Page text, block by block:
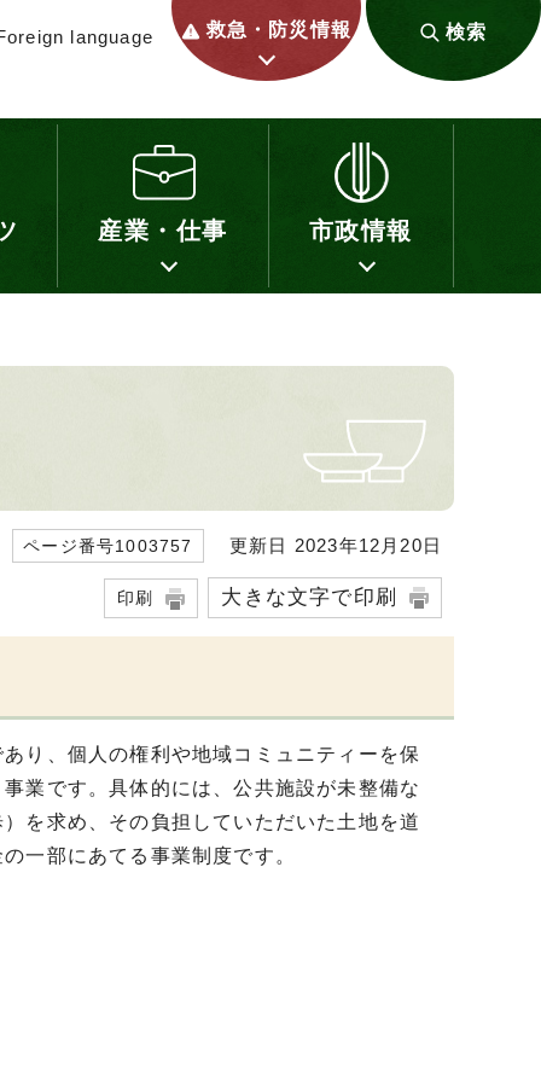
language 救急・防災情報 検索
産業・仕事 市政情報
ページ番号1003757 更新日 2023年12月20日
印刷 大きな文字で印刷
り、個人の権利や地域コミュニティーを保
業です。具体的には、公共施設が未整備な
を求め、その負担していただいた土地を道
一部にあてる事業制度です。